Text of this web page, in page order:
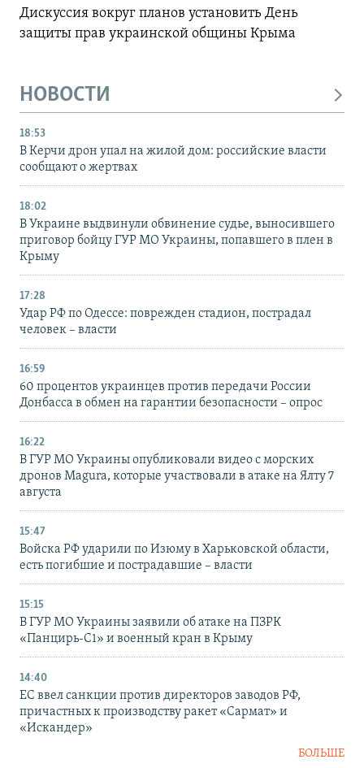
Дискуссия вокруг планов установить День
защиты прав украинской общины Крыма
НОВОСТИ
18:53
В Керчи дрон упал на жилой дом: российские власти
сообщают о жертвах
18:02
В Украине выдвинули обвинение судье, выносившего
приговор бойцу ГУР МО Украины, попавшего в плен в
Крыму
17:28
Удар РФ по Одессе: поврежден стадион, пострадал
человек – власти
16:59
60 процентов украинцев против передачи России
Донбасса в обмен на гарантии безопасности – опрос
16:22
В ГУР МО Украины опубликовали видео с морских
дронов Magura, которые участвовали в атаке на Ялту 7
августа
15:47
Войска РФ ударили по Изюму в Харьковской области,
есть погибшие и пострадавшие – власти
15:15
В ГУР МО Украины заявили об атаке на ПЗРК
«Панцирь-С1» и военный кран в Крыму
14:40
ЕС ввел санкции против директоров заводов РФ,
причастных к производству ракет «Сармат» и
«Искандер»
БОЛЬШЕ